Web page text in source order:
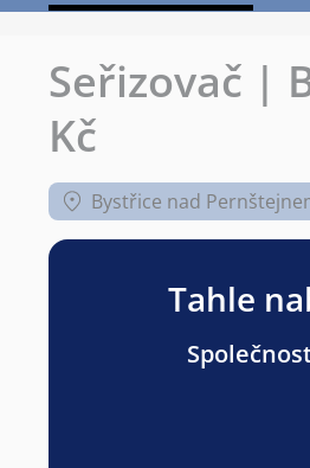
Seřizovač |
Kč
Bystřice nad
Tahle